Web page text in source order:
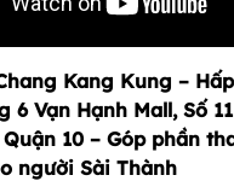
Kang Kung –
6 Vạn Hạnh Mall, Số
Quận 10 – Góp phần
người Sài Thành